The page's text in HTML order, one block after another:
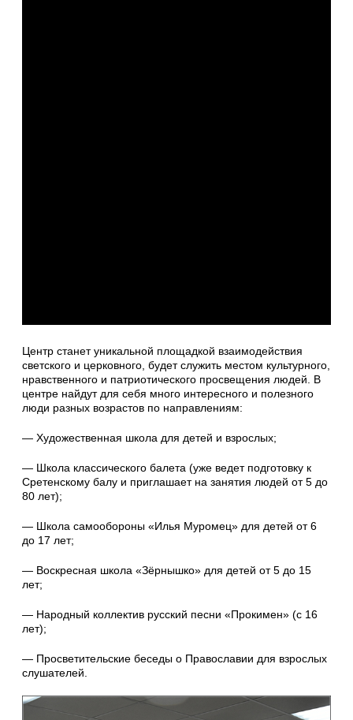
Центр станет уникальной площадкой взаимодействия
светского и церковного, будет служить местом культурного,
нравственного и патриотического просвещения людей. В
центре найдут для себя много интересного и полезного
люди разных возрастов по направлениям:
— Художественная школа для детей и взрослых;
— Школа классического балета (уже ведет подготовку к
Сретенскому балу и приглашает на занятия людей от 5 до
80 лет);
— Школа самообороны «Илья Муромец» для детей от 6
до 17 лет;
— Воскресная школа «Зёрнышко» для детей от 5 до 15
лет;
— Народный коллектив русский песни «Прокимен» (с 16
лет);
— Просветительские беседы о Православии для взрослых
слушателей.